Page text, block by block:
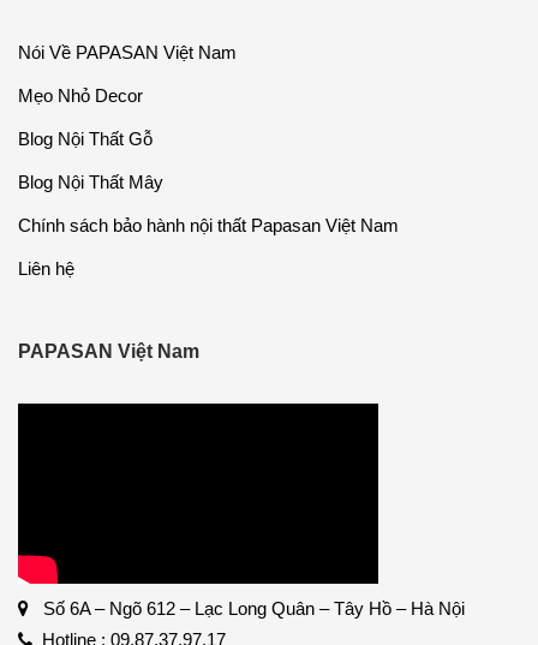
Nói Về PAPASAN Việt Nam
Mẹo Nhỏ Decor
Blog Nội Thất Gỗ
Blog Nội Thất Mây
Chính sách bảo hành nội thất Papasan Việt Nam
Liên hệ
PAPASAN Việt Nam
Số 6A – Ngõ 612 – Lạc Long Quân – Tây Hồ – Hà Nội
Hotline : 09.87.37.97.17